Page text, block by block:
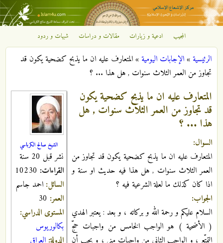
تجاوز إلى المحتوى الرئيسي
مركز
الإشعاع
الإسلامي
المجيب ادعية و زيارات مقالات و دراسات شبهات و ردود
أنت هنا
الرئيسية»الإجابات اليومية»المتعارف عليه ان ما يذبح كضحية يكون قد
تجاوز من العمر الثلاث سنوات , هل هذا ... ؟
الشيخ صالح الكرباسي
نشر قبل 20 سنة
القراءات:
السائل: احمد جاسم
العمر: 30
المستوى الدراسي:
بكالوريوس
المتعارف عليه ان ما يذبح كضحية يكون
قد تجاوز من العمر الثلاث سنوات , هل
هذا ... ؟
السوال:
المتعارف عليه ان ما يذبح كضحية يكون قد تجاوز من
العمر الثلاث سنوات , هل هذا فيه حديث او سنة و
اذا كان كذلك ما لعلة الشرعية فيه ؟
الجواب:
السلام عليكم و رحمة الله و بركاته ، و بعد : يعتبر الهدي
( الأضحية ) هو الواجب الخامس من واجبات حجّ